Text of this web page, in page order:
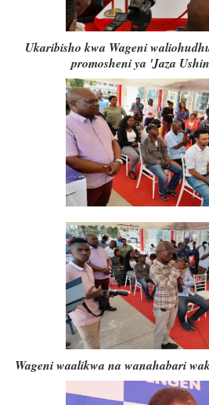
Ukaribisho kwa Wageni
promosheni ya 'Jaza
Wageni waalikwa na wanahabari